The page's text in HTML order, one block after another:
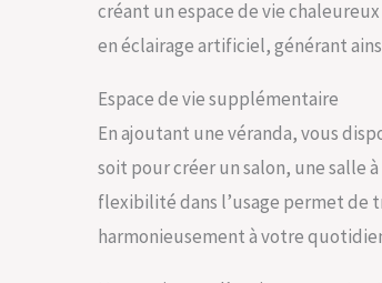
créant un espace de vie
en éclairage artificiel, générant
Espace de vie supplémentaire
En ajoutant une véranda, vous
soit pour créer un salon, une salle
flexibilité dans l’usage permet de
harmonieusement à votre